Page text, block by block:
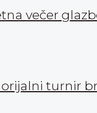
večer
turnir